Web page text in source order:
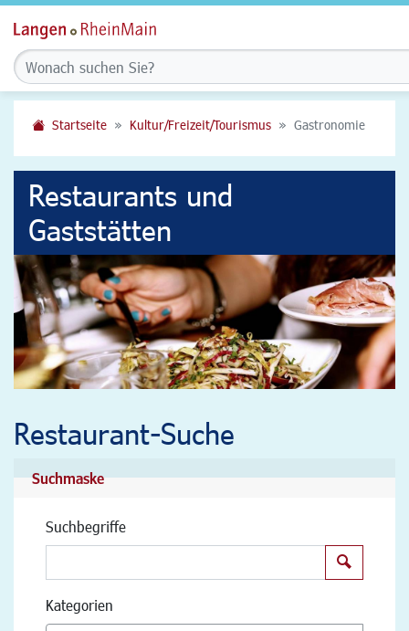
Startseite Kultur/Freizeit/Tourismus Gastronomie
Restaurants und
Gaststätten
Restaurant-Suche
Suchmaske
Suchbegriffe
Kategorien